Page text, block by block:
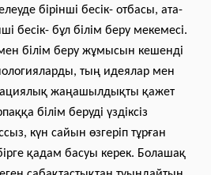
бірінші бесік- отбасы, ата-
бесік- бұл білім беру мекемесі.
білім беру жұмысын кешенді
тың идеялар мен
жаңашылдықты қажет
білім беруді үздіксіз
күн сайын өзгеріп тұрған
қадам басуы керек. Болашақ